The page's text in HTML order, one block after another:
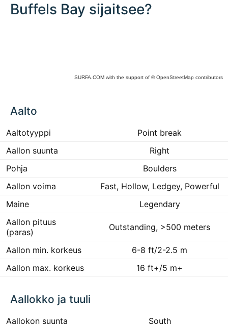
Buffels Bay sijaitsee?
SURFA.COM with the support of © OpenStreetMap contributors
Aalto
Aaltotyyppi
Point break
Aallon suunta
Right
Pohja
Boulders
Aallon voima
Fast, Hollow, Ledgey, Powerful
Maine
Legendary
Aallon pituus
(paras)
Outstanding, >500 meters
Aallon min. korkeus
6-8 ft/2-2.5 m
Aallon max. korkeus
16 ft+/5 m+
Aallokko ja tuuli
Aallokon suunta
South